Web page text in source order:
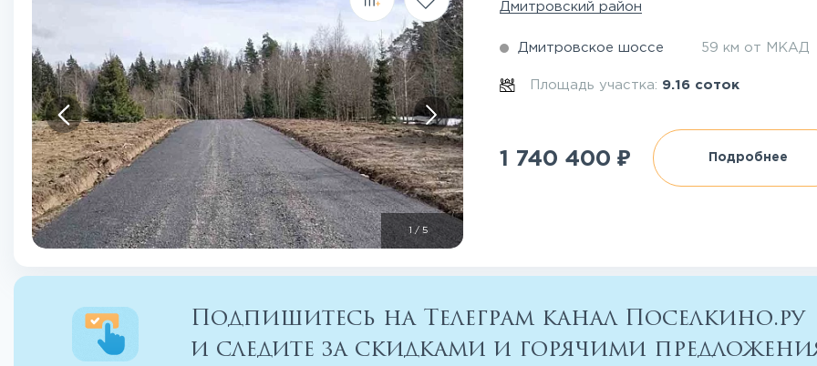
1 / 5
Дмитровский район
Дмитровское шоссе 59 км от МКАД
Площадь участка: 9.16 соток
1 740 400 ₽ Подробнее
Подпишитесь на Телеграм канал Поселкино.ру
и следите за скидками и горячими